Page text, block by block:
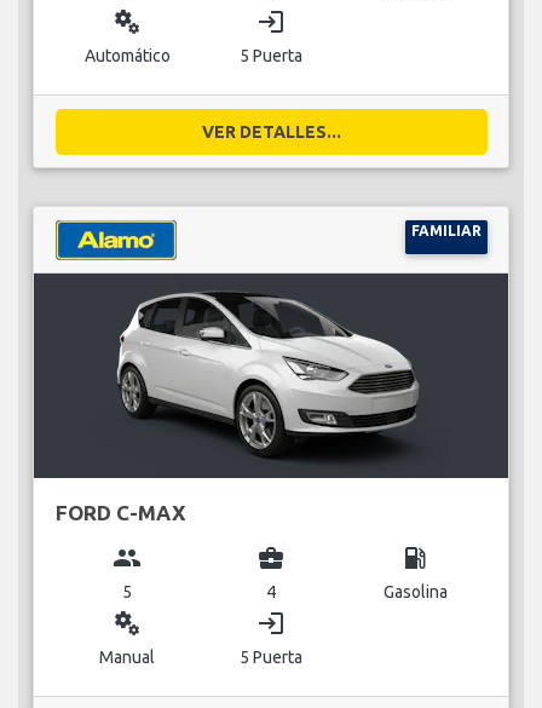
miscellaneous_services
Automático
login
5 Puerta
VER DETALLES...
FAMILIAR
FORD C-MAX
group
5
business_center
4
local_gas_station
Gasolina
miscellaneous_services
Manual
login
5 Puerta